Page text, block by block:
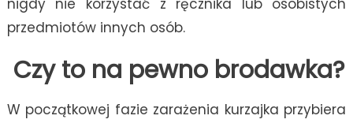
nigdy nie korzystać z ręcznika lub osobistych
przedmiotów innych osób.
Czy to na pewno brodawka?
W początkowej fazie zarażenia kurzajka przybiera